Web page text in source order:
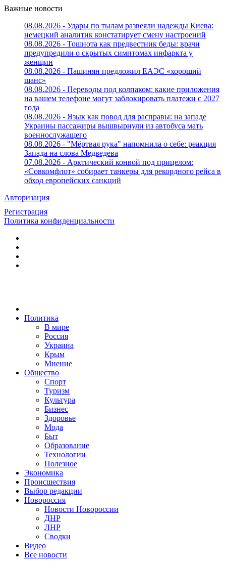
Важные новости
08.08.2026 - Удары по тылам развеяли надежды Киева:
немецкий аналитик констатирует смену настроений
08.08.2026 - Тошнота как предвестник беды: врачи
предупредили о скрытых симптомах инфаркта у
женщин
08.08.2026 - Пашинян предложил ЕАЭС «хороший
шанс»
08.08.2026 - Переводы под колпаком: какие приложения
на вашем телефоне могут заблокировать платежи с 2027
года
08.08.2026 - Язык как повод для расправы: на западе
Украины пассажиры вышвырнули из автобуса мать
военнослужащего
08.08.2026 - "Мёртвая рука" напомнила о себе: реакция
Запада на слова Медведева
07.08.2026 - Арктический конвой под прицелом:
«Совкомфлот» собирает танкеры для рекордного рейса в
обход европейских санкций
Авторизация
Регистрация
Политика конфиденциальности
Политика
В мире
Россия
Украина
Крым
Мнение
Общество
Спорт
Туризм
Культура
Бизнес
Здоровье
Мода
Быт
Образование
Технологии
Полезное
Экономика
Происшествия
Выбор редакции
Новороссия
Новости Новороссии
ДНР
ЛНР
Сводки
Видео
Все новости